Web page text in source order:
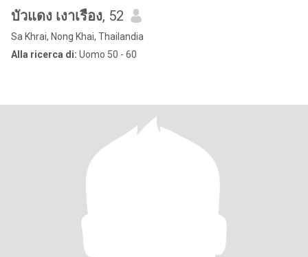
บัวแดง เงาเรือง, 52
Sa Khrai, Nong Khai, Thailandia
Alla ricerca di: Uomo 50 - 60